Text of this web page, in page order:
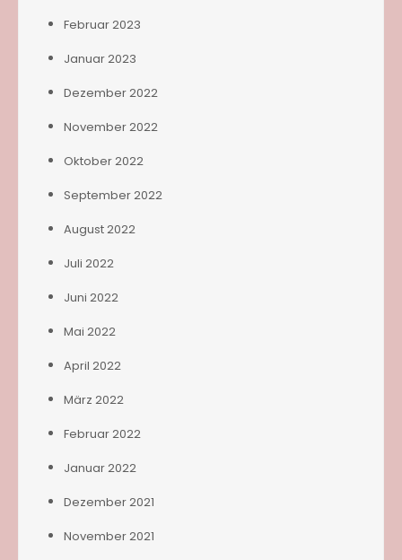
Februar 2023
Januar 2023
Dezember 2022
November 2022
Oktober 2022
September 2022
August 2022
Juli 2022
Juni 2022
Mai 2022
April 2022
März 2022
Februar 2022
Januar 2022
Dezember 2021
November 2021